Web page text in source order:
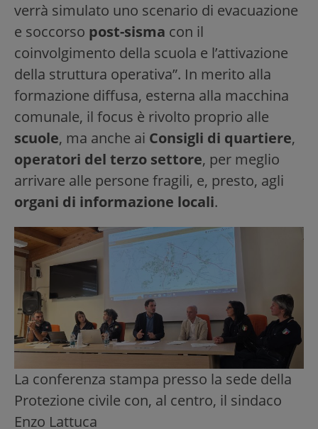
verrà simulato uno scenario di evacuazione
e soccorso post-sisma con il
coinvolgimento della scuola e l’attivazione
della struttura operativa”. In merito alla
formazione diffusa, esterna alla macchina
comunale, il focus è rivolto proprio alle
scuole, ma anche ai Consigli di quartiere,
operatori del terzo settore, per meglio
arrivare alle persone fragili, e, presto, agli
organi di informazione locali.
La conferenza stampa presso la sede della
Protezione civile con, al centro, il sindaco
Enzo Lattuca